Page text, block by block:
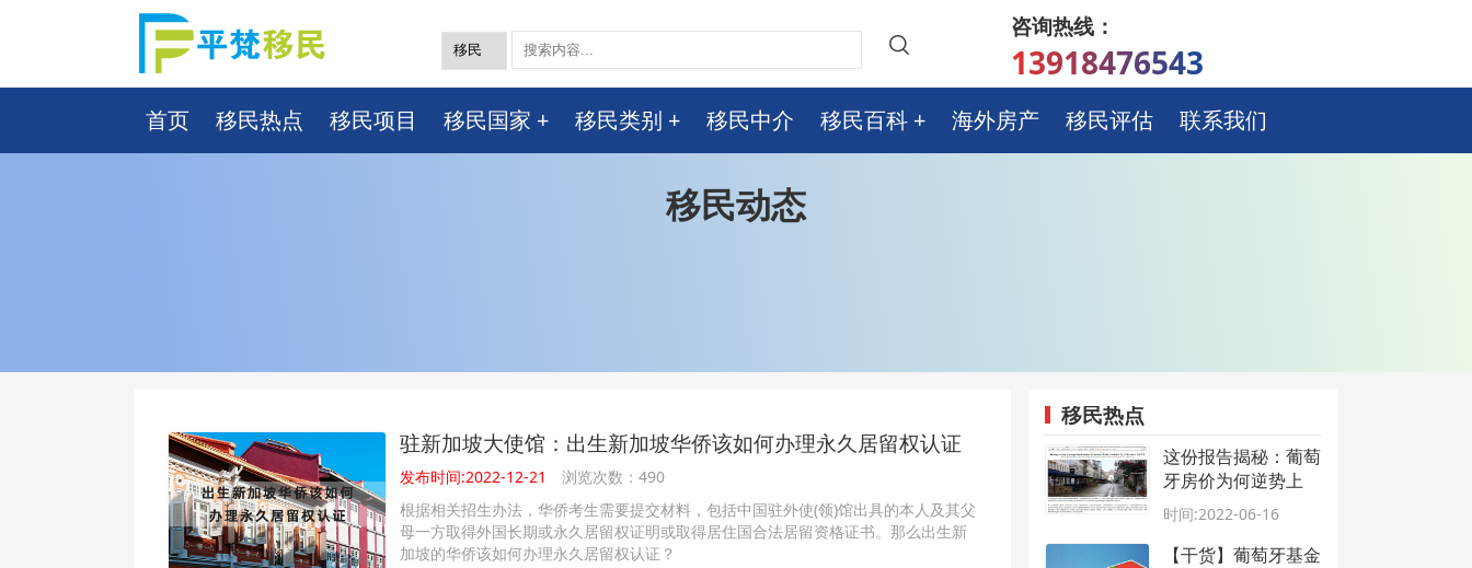
咨询热线：
13918476543
首页 移民热点 移民项目 移民国家 移民类别 移民中介 移民百科 海外房产 移民评估 联系我们
移民动态
驻新加坡大使馆：出生新加坡华侨该如何办理永久居留权认证
发布时间:2022-12-21
浏览次数：490
根据相关招生办法，华侨考生需要提交材料，包括中国驻外使(领)馆出具的本人及其父
母一方取得外国长期或永久居留权证明或取得居住国合法居留资格证书。那么出生新
加坡的华侨该如何办理永久居留权认证？
移民热点
这份报告揭秘：葡萄
牙房价为何逆势上
涨？
时间:2022-06-16
【干货】葡萄牙基金